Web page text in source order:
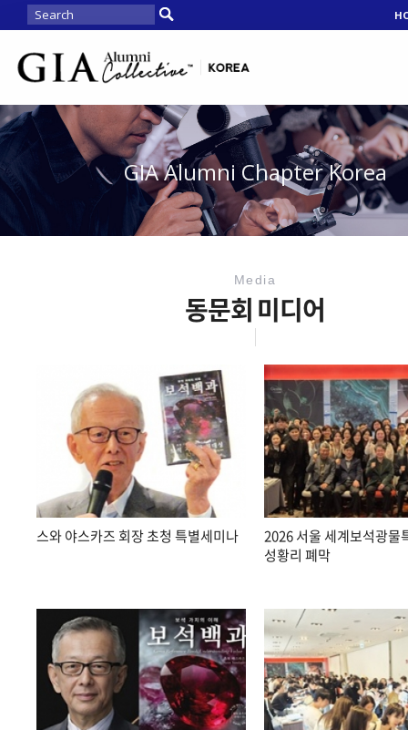
GIA Alumni Chapter Korea
Media
동문회 미디어
스와 야스카즈 회장 초청 특별세미나
2026 서울 세계보석광물
성황리 폐막